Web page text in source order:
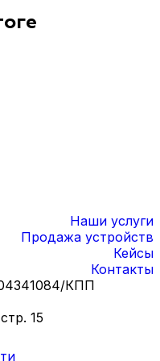
Санкт-Петербурге,
Ярославль,
Наши услуги
Продажа устройств
Кейсы
Контакты
КПП
15